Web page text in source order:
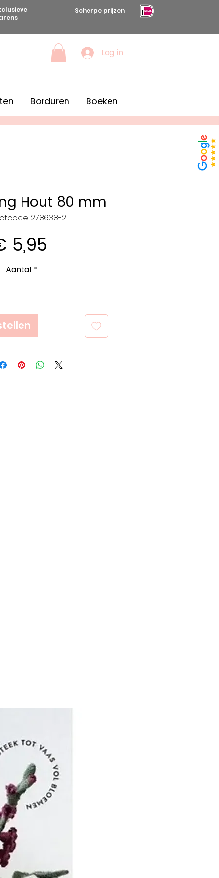
Scherpe prijzen
Log in
Borduren Boeken
Hout 80 mm
278638-2
5,95
Aantal *